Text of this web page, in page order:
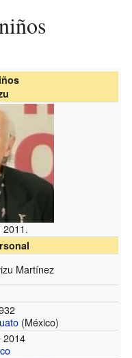
2011.
Martínez
(México)
2014